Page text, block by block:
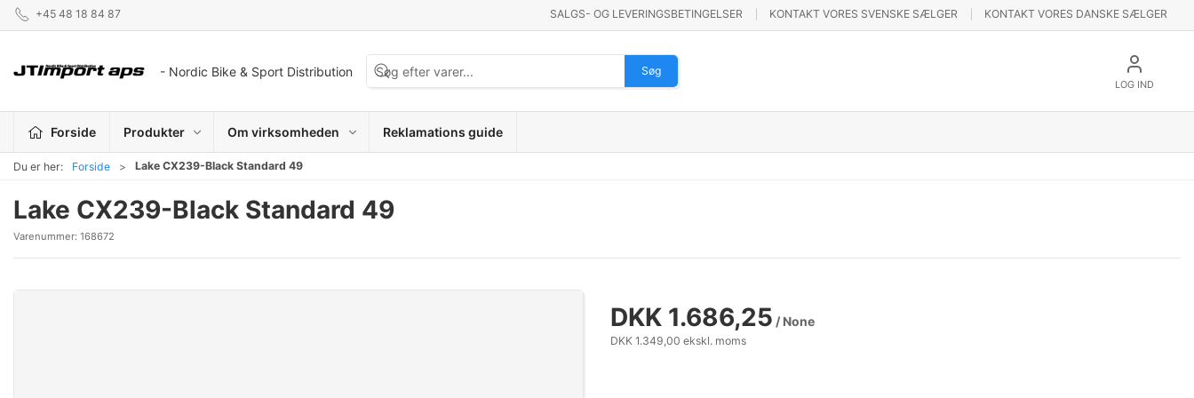
+45 48 18 84 87 SALGS- OG LEVERINGSBETINGELSER KONTAKT VORES SVENSKE SÆLGER KONTAKT VORES DANSKE SÆLGER
- Nordic Bike & Sport Distribution Søg
LOG IND
Forside Produkter Om virksomheden Reklamations guide
Du er her: Forside Lake CX239-Black Standard 49
Lake CX239-Black Standard 49
Varenummer: 168672
DKK 1.686,25 / None
DKK 1.349,00 ekskl. moms